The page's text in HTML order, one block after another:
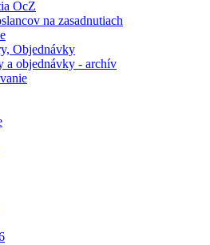
OcZ
na zasadnutiach
Objednávky
a objednávky - archív